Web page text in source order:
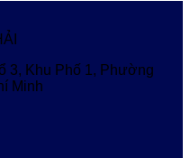
3, Khu Phố 1, Phường
Minh